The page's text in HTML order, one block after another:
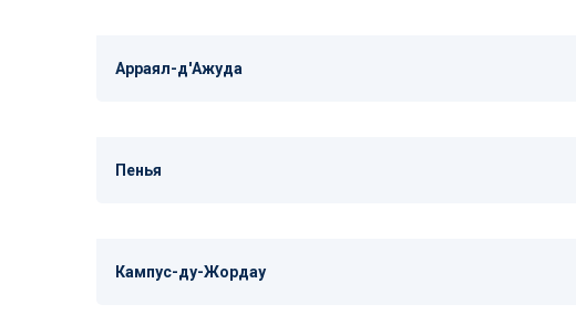
Арраял-д'Ажуда
Пенья
Кампус-ду-Жордау